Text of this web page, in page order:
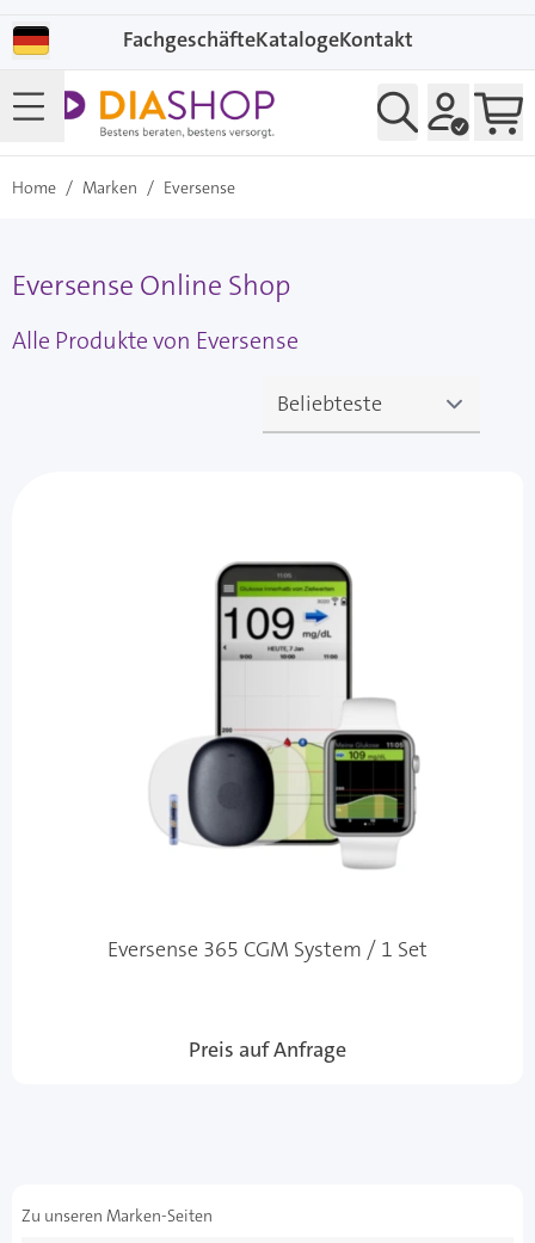
FachgeschäfteKatalogeKontakt
Home / Marken / Eversense
Eversense Online Shop
Alle Produkte von Eversense
Eversense 365 CGM System / 1 Set
Preis auf Anfrage
Zu unseren Marken-Seiten